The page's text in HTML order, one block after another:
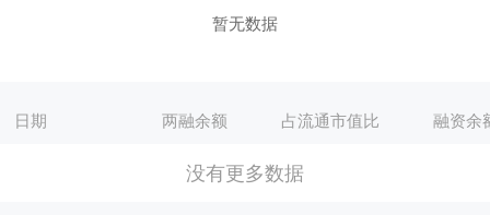
暂无数据
日期 两融余额 占流通市值比 融资余
没有更多数据